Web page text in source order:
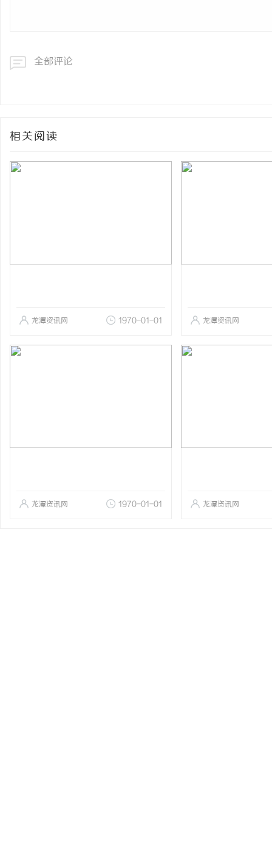
全部评论
相关阅读
龙潭资讯网 1970-01-01 龙潭资讯网
龙潭资讯网 1970-01-01 龙潭资讯网